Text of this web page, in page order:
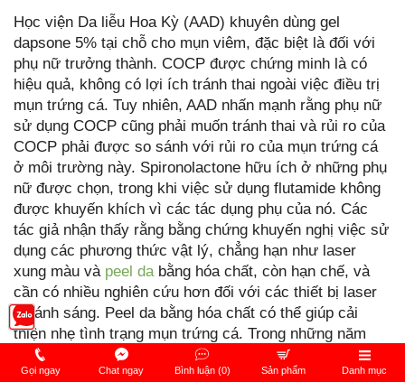
Học viện Da liễu Hoa Kỳ (AAD) khuyên dùng gel
dapsone 5% tại chỗ cho mụn viêm, đặc biệt là đối với
phụ nữ trưởng thành. COCP được chứng minh là có
hiệu quả, không có lợi ích tránh thai ngoài việc điều trị
mụn trứng cá. Tuy nhiên, AAD nhấn mạnh rằng phụ nữ
sử dụng COCP cũng phải muốn tránh thai và rủi ro của
COCP phải được so sánh với rủi ro của mụn trứng cá
ở môi trường này. Spironolactone hữu ích ở những phụ
nữ được chọn, trong khi việc sử dụng flutamide không
được khuyến khích vì các tác dụng phụ của nó. Các
tác giả nhận thấy rằng bằng chứng khuyến nghị việc sử
dụng các phương thức vật lý, chẳng hạn như laser
xung màu và peel da bằng hóa chất, còn hạn chế, và
cần có nhiều nghiên cứu hơn đối với các thiết bị laser
và ánh sáng. Peel da bằng hóa chất có thể giúp cải
thiện nhẹ tình trạng mụn trứng cá. Trong những năm
gần đây, những kết quả thuận lợi hơn từ PDT đã xuất
hiện. Có khả năng là liệu pháp laser/ánh sáng có thể
Gọi ngay Chat ngay Bình luận (0) Sản phẩm Danh mục